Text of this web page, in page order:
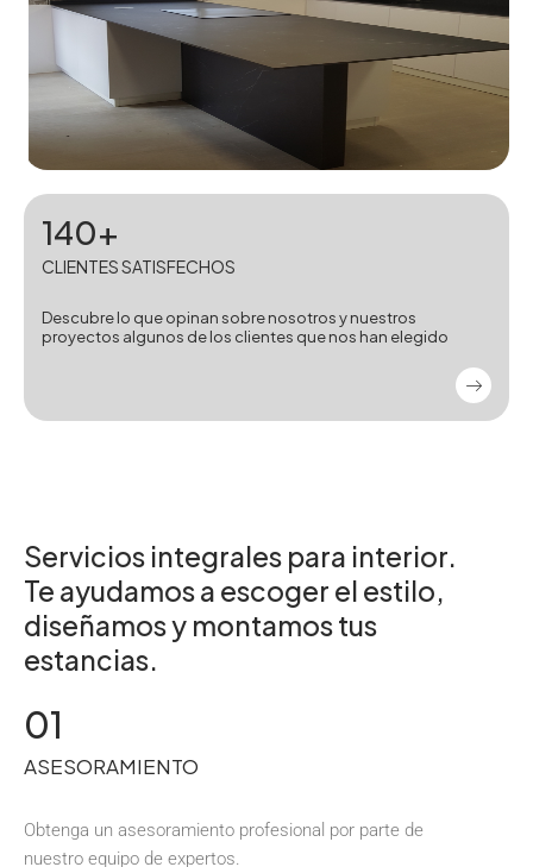
140+
CLIENTES SATISFECHOS
Descubre lo que opinan sobre nosotros y nuestros
proyectos algunos de los clientes que nos han elegido
Servicios integrales para interior.
Te ayudamos a escoger el estilo,
diseñamos y montamos tus
estancias.
01
ASESORAMIENTO
Obtenga un asesoramiento profesional por parte de
nuestro equipo de expertos.